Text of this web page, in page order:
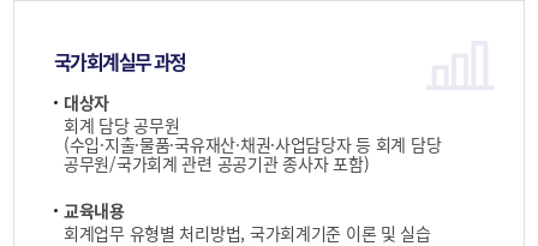
국가회계실무 과정
대상자
회계 담당 공무원
(수입·지출·물품·국유재산·채권·사업담당자 등 회계 담당
공무원/국가회계 관련 공공기관 종사자 포함)
교육내용
회계업무 유형별 처리방법, 국가회계기준 이론 및 실습